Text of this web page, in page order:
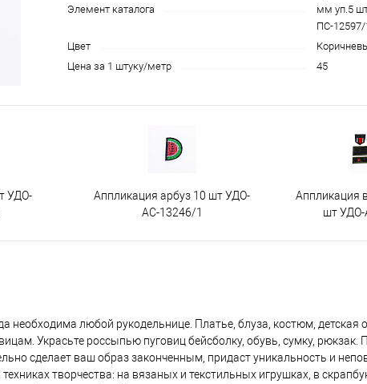
Элемент каталога
мм уп.5
ПС-12597/
Цвет
Цена за 1 штуку/метр
45
УДО-
Аппликация арбуз 10 шт УДО-
АС-13246/1
Аппликация
шт
необходима любой рукодельнице. Платье, блуза, костюм, детская
Украсьте россыпью пуговиц бейсболку, обувь, сумку, рюкзак.
сделает ваш образ законченным, придаст уникальность и
творчества: на вязаных и текстильных игрушках, в